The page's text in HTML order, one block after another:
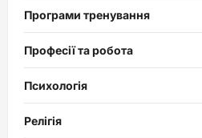
Програми тренування
Професії та робота
Психологія
Релігія